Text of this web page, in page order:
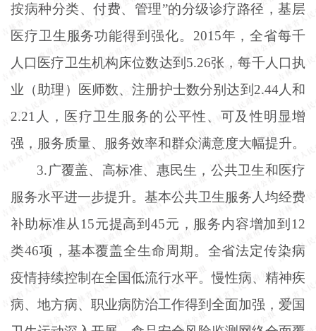
按病种分类、付费、管理”的分级诊疗路径，基层
医疗卫生服务功能得到强化。2015年，全省每千
人口医疗卫生机构床位数达到5.26张，每千人口执
业（助理）医师数、注册护士数分别达到2.44人和
2.21人，医疗卫生服务的公平性、可及性明显增
强，服务质量、服务效率和群众满意度大幅提升。
3.广覆盖、高标准、惠民生，公共卫生和医疗
服务水平进一步提升。基本公共卫生服务人均经费
补助标准从15元提高到45元，服务内容增加到12
类46项，基本覆盖全生命周期。全省法定传染病
疫情持续控制在全国低流行水平。慢性病、精神疾
病、地方病、职业病防治工作得到全面加强，爱国